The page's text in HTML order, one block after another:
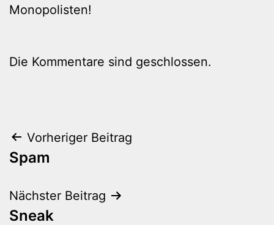
Monopolisten!
Die Kommentare sind geschlossen.
Beitragsnavigation
Vorheriger Beitrag
Spam
Nächster Beitrag
Sneak